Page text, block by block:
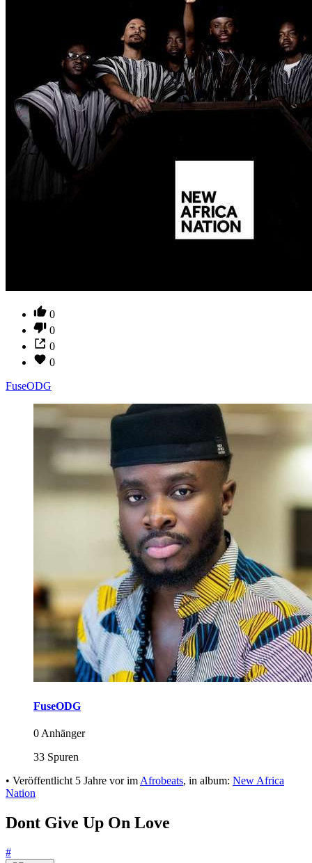
0
0
0
0
FuseODG
FuseODG
0 Anhänger
33 Spuren
• Veröffentlicht 5 Jahre vorim Afrobeats, in album: New Africa
Nation
Dont Give Up On Love
#